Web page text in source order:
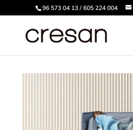
96 573 04 13 / 605 224 004